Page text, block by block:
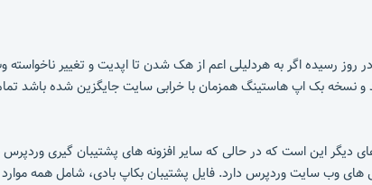
وب سایت شما 2500 محصول دارد و سفارشات روزانه شما به بیش از 500 عدد در روز رسیده اگر به هردلیلی اعم از هک
و نسخه بک اپ هاستینگ همزمان با خرابی سایت جایگزین شده باشد
دیگر این است که در حالی که سایر افزونه های پشتیبان گیری وردپرس
وب سایت وردپرس دارد. فایل پشتیبان بکاپ بادی، شامل همه